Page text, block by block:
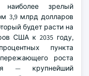
зрелый
3,9 млрд долларов
будет расти на
США к 2035 году,
пункта
роста
— крупнейший